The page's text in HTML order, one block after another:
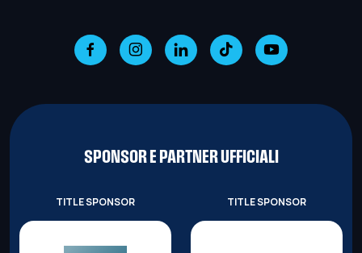
SPONSOR E PARTNER UFFICIALI
TITLE SPONSOR TITLE SPONSOR